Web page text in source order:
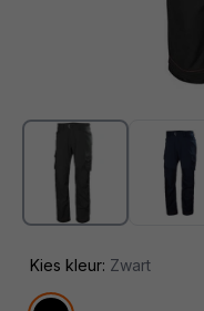
openen
modaal
Kies kleur: Zwart